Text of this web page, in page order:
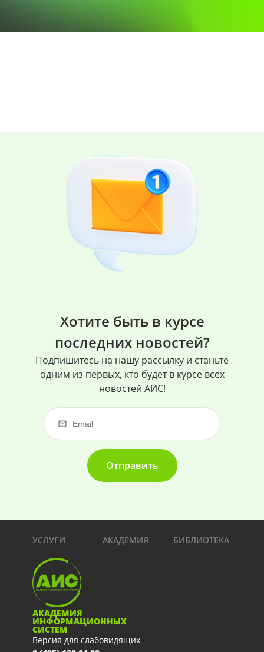
Хотите быть в курсе
последних новостей?
Подпишитесь на нашу рассылку и станьте
одним из первых, кто будет в курсе всех
новостей АИС!
Отправить
УСЛУГИ АКАДЕМИЯ БИБЛИОТЕКА
АКАДЕМИЯ
ИНФОРМАЦИОННЫХ
СИСТЕМ
Версия для слабовидящих